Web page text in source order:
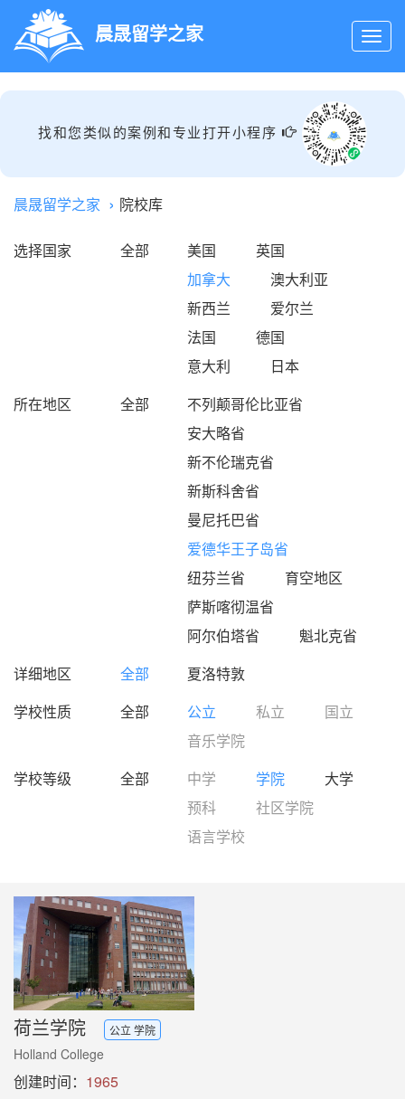
晨晟留学之家
找和您类似的案例和专业打开小程序
晨晟留学之家 院校库
选择国家 全部 美国
英国
加拿大
澳大利亚
新西兰
爱尔兰
法国
德国
意大利
日本
所在地区
全部
不列颠哥伦比亚省
安大略省
新不伦瑞克省
新斯科舍省
曼尼托巴省
爱德华王子岛省
纽芬兰省
育空地区
萨斯喀彻温省
阿尔伯塔省
魁北克省
详细地区
全部
夏洛特敦
学校性质
全部 公立 私立
国立
音乐学院
学校等级
全部 中学 学院
大学
预科
社区学院
语言学校
荷兰学院 公立 学院
Holland College
创建时间： 1965